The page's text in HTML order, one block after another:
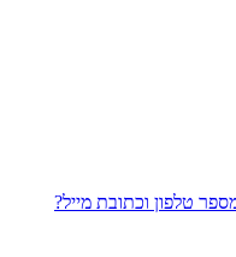
טלפון וכתובת מייל?